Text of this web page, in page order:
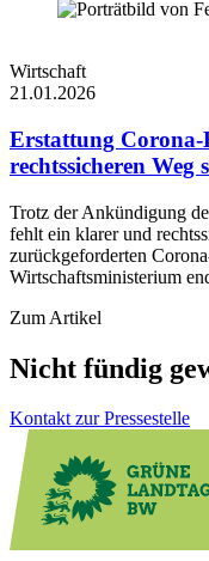
Wirtschaft
21.01.2026
Erstattung
rechtssicheren Weg
Trotz der Ankündigung
fehlt ein klarer und
zurückgeforderten
Wirtschaftsministerium
Zum Artikel
Nicht fündig
Kontakt zur Pressestelle